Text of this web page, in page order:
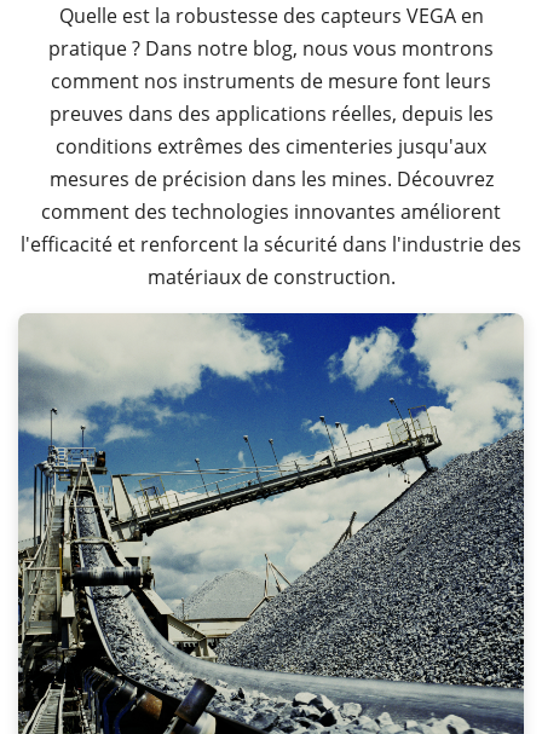
Quelle est la robustesse des capteurs VEGA en
pratique ? Dans notre blog, nous vous montrons
comment nos instruments de mesure font leurs
preuves dans des applications réelles, depuis les
conditions extrêmes des cimenteries jusqu'aux
mesures de précision dans les mines. Découvrez
comment des technologies innovantes améliorent
l'efficacité et renforcent la sécurité dans l'industrie des
matériaux de construction.